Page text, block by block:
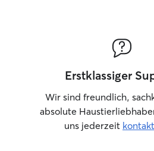
Erstklassiger
Wir sind freundlich,
absolute
uns jederzeit